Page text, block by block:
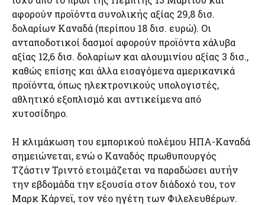
αφορούν προϊόντα συνολικής αξίας 29,8 δισ.
δολαρίων Καναδά (περίπου 18 δισ. ευρώ). Οι
ανταποδοτικοί δασμοί αφορούν προϊόντα χάλυβα
αξίας 12,6 δισ. δολαρίων και αλουμινίου αξίας 3 δισ.,
καθώς επίσης και άλλα εισαγόμενα αμερικανικά
προϊόντα, όπως ηλεκτρονικούς υπολογιστές,
αθλητικό εξοπλισμό και αντικείμενα από
χυτοσίδηρο.
Η κλιμάκωση του εμπορικού πολέμου ΗΠΑ-Καναδά
σημειώνεται, ενώ ο Καναδός πρωθυπουργός
Τζάστιν Τριντό ετοιμάζεται να παραδώσει αυτήν
την εβδομάδα την εξουσία στον διάδοχό του, τον
Μαρκ Κάρνεϊ, τον νέο ηγέτη των Φιλελευθέρων.